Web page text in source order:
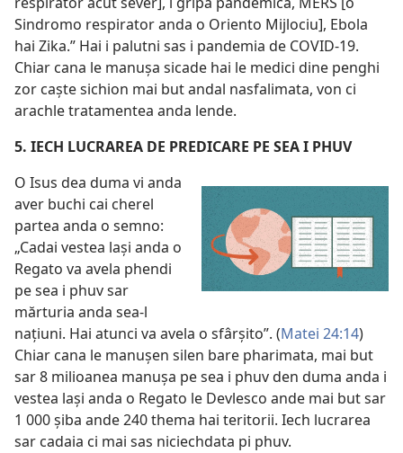
Sindromo respirator anda o Oriento Mijlociu], Ebola
hai Zika.” Hai i palutni sas i pandemia de COVID-19.
Chiar cana le manușa sicade hai le medici dine penghi
zor caște sichion mai but andal nasfalimata, von ci
arachle tratamentea anda lende.
5. IECH LUCRAREA DE PREDICARE PE SEA I PHUV
O Isus dea duma vi anda
aver buchi cai cherel
partea anda o semno:
„Cadai vestea lași anda o
Regato va avela phendi
pe sea i phuv sar
mărturia anda sea-l
națiuni. Hai atunci va avela o sfârșito”. (Matei 24:14)
Chiar cana le manușen silen bare pharimata, mai but
sar 8 milioanea manușa pe sea i phuv den duma anda i
vestea lași anda o Regato le Devlesco ande mai but sar
1 000 șiba ande 240 thema hai teritorii. Iech lucrarea
sar cadaia ci mai sas niciechdata pi phuv.